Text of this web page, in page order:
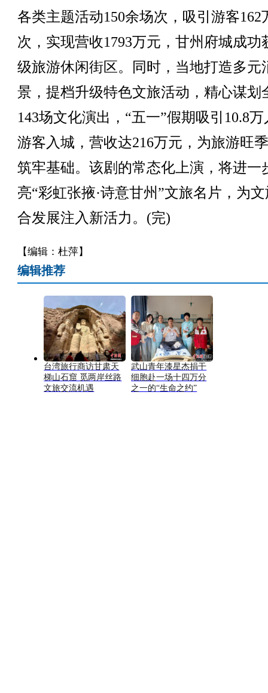
各类主题活动150余场次，吸引游客162
次，实现营收1793万元，甘州府城成功
级旅游休闲街区。同时，当地打造多元
景，提档升级特色文旅活动，精心谋划
143场文化演出，“五一”假期吸引10.8万
游客入城，营收达216万元，为旅游旺
筑牢基础。该剧的常态化上演，将进一
亮“彩虹张掖·诗意甘州”文旅名片，为
合发展注入新活力。(完)
【编辑：杜萍】
编辑推荐
台湾旅行商访甘肃天
梯山石窟 觅两岸丝路
文旅交流机遇
武山青年漆星杰捐干
细胞赴一场十四万分
之一的“生命之约”